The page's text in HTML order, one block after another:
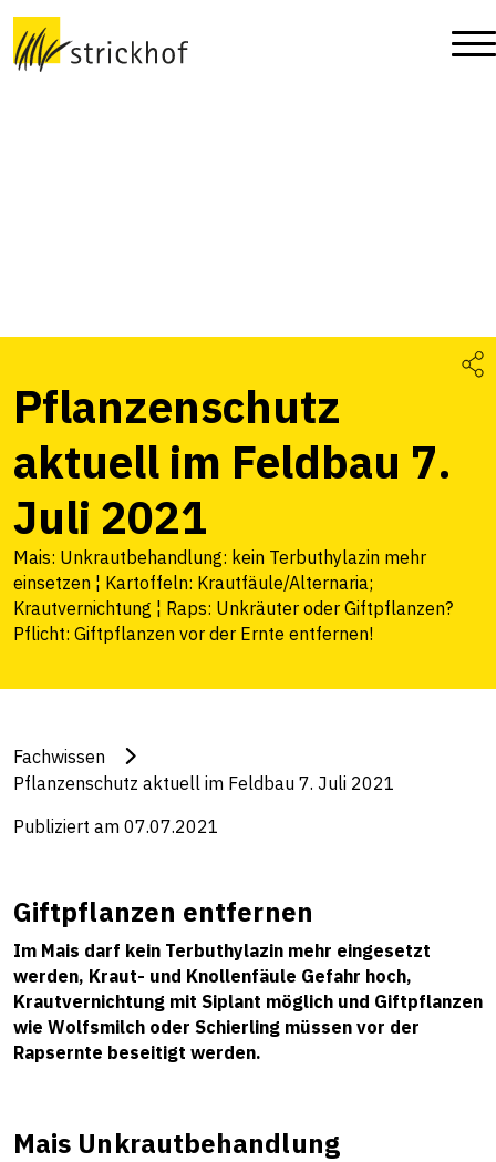
Pflanzenschutz
aktuell im Feldbau 7.
Juli 2021
Mais: Unkrautbehandlung: kein Terbuthylazin mehr
einsetzen ¦ Kartoffeln: Krautfäule/Alternaria;
Krautvernichtung ¦ Raps: Unkräuter oder Giftpflanzen?
Pflicht: Giftpflanzen vor der Ernte entfernen!
Fachwissen
Pflanzenschutz aktuell im Feldbau 7. Juli 2021
Publiziert am 07.07.2021
Giftpflanzen entfernen
Im Mais darf kein Terbuthylazin mehr eingesetzt
werden, Kraut- und Knollenfäule Gefahr hoch,
Krautvernichtung mit Siplant möglich und Giftpflanzen
wie Wolfsmilch oder Schierling müssen vor der
Rapsernte beseitigt werden.
Mais Unkrautbehandlung